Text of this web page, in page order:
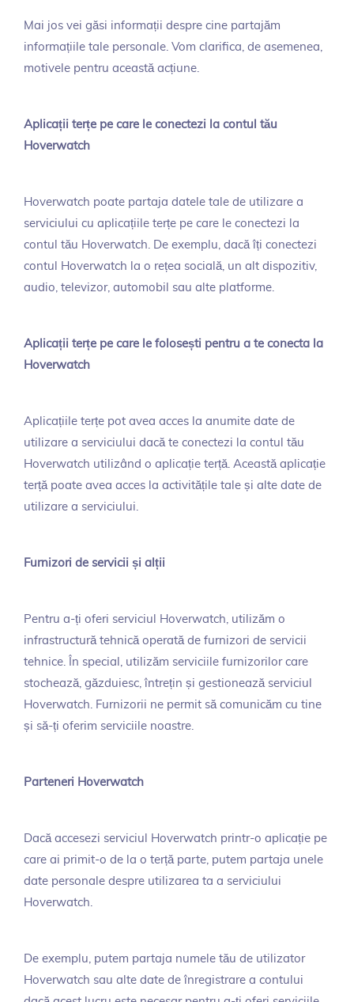
Mai jos vei găsi informații despre cine partajăm
informațiile tale personale. Vom clarifica, de asemenea,
motivele pentru această acțiune.
Aplicații terțe pe care le conectezi la contul tău
Hoverwatch
Hoverwatch poate partaja datele tale de utilizare a
serviciului cu aplicațiile terțe pe care le conectezi la
contul tău Hoverwatch. De exemplu, dacă îți conectezi
contul Hoverwatch la o rețea socială, un alt dispozitiv,
audio, televizor, automobil sau alte platforme.
Aplicații terțe pe care le folosești pentru a te conecta la
Hoverwatch
Aplicațiile terțe pot avea acces la anumite date de
utilizare a serviciului dacă te conectezi la contul tău
Hoverwatch utilizând o aplicație terță. Această aplicație
terță poate avea acces la activitățile tale și alte date de
utilizare a serviciului.
Furnizori de servicii și alții
Pentru a-ți oferi serviciul Hoverwatch, utilizăm o
infrastructură tehnică operată de furnizori de servicii
tehnice. În special, utilizăm serviciile furnizorilor care
stochează, găzduiesc, întrețin și gestionează serviciul
Hoverwatch. Furnizorii ne permit să comunicăm cu tine
și să-ți oferim serviciile noastre.
Parteneri Hoverwatch
Dacă accesezi serviciul Hoverwatch printr-o aplicație pe
care ai primit-o de la o terță parte, putem partaja unele
date personale despre utilizarea ta a serviciului
Hoverwatch.
De exemplu, putem partaja numele tău de utilizator
Hoverwatch sau alte date de înregistrare a contului